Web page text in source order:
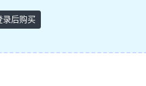
录后购买